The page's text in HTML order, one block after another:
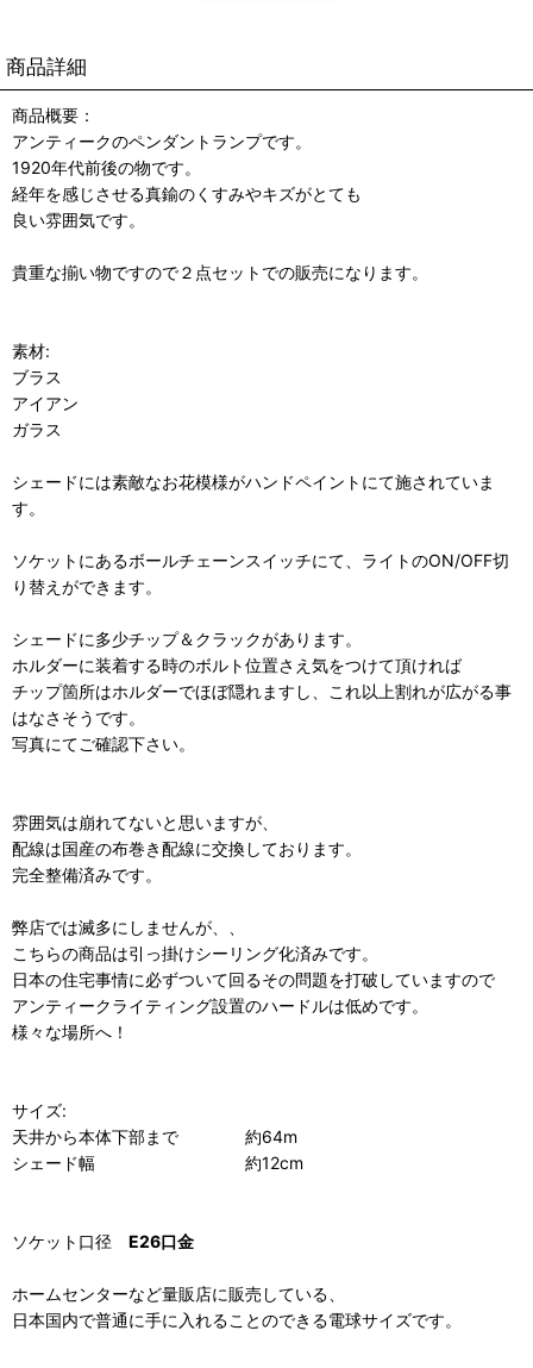
商品詳細
商品概要：
アンティークのペンダントランプです。
1920年代前後の物です。
経年を感じさせる真鍮のくすみやキズがとても
良い雰囲気です。
貴重な揃い物ですので２点セットでの販売になります。
素材:
ブラス
アイアン
ガラス
シェードには素敵なお花模様がハンドペイントにて施されていま
す。
ソケットにあるボールチェーンスイッチにて、ライトのON/OFF切
り替えができます。
シェードに多少チップ＆クラックがあります。
ホルダーに装着する時のボルト位置さえ気をつけて頂ければ
チップ箇所はホルダーでほぼ隠れますし、これ以上割れが広がる事
はなさそうです。
写真にてご確認下さい。
雰囲気は崩れてないと思いますが、
配線は国産の布巻き配線に交換しております。
完全整備済みです。
弊店では滅多にしませんが、、
こちらの商品は引っ掛けシーリング化済みです。
日本の住宅事情に必ずついて回るその問題を打破していますので
アンティークライティング設置のハードルは低めです。
様々な場所へ！
サイズ:
天井から本体下部まで 約64m
シェード幅 約12cm
ソケット口径 E26口金
ホームセンターなど量販店に販売している、
日本国内で普通に手に入れることのできる電球サイズです。